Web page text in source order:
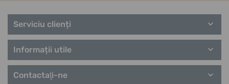
Carcasă de călătorie din
piele Helveti
În stoc vineri 14. 8. la tine acasă
322,58 lei
Carcasă de călătorie pentru
vineri 14. 8. la tine acasă
62,78 lei
Serviciu clienți
Informații utile
Contactaţi-ne